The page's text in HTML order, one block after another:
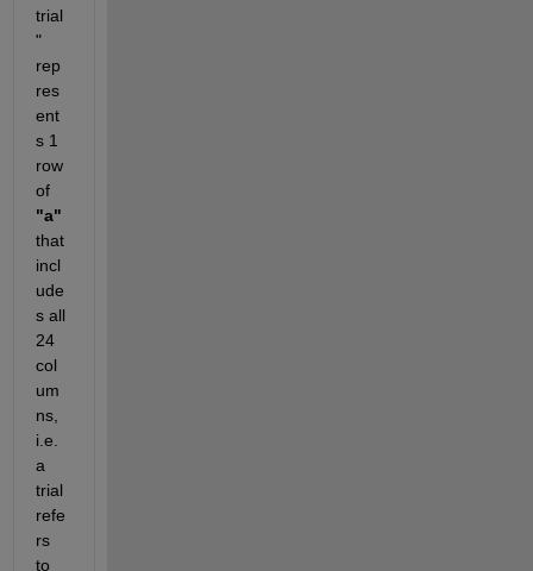
trial
"
rep
res
ent
s 1
row
of
"a"
that
incl
ude
s all
24
col
um
ns,
i.e.
a
trial
refe
rs
to